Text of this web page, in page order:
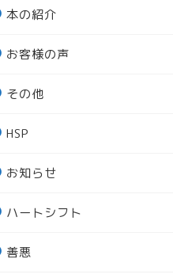
本の紹介
お客様の声
その他
HSP
お知らせ
ハートシフト
善悪